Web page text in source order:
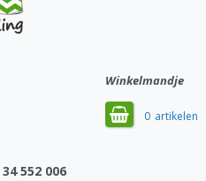
Winkelmandje
0
552 006